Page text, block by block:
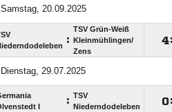
Samstag, 20.09.2025
:
TSV Grün-Weiß
Kleinmühlingen/​
Zens

Dienstag, 29.07.2025
I
: TSV
Niederndodeleben
